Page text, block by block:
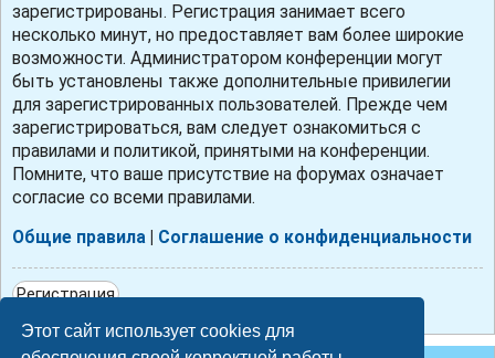
Этот сайт использует cookies для
зарегистрированы. Регистрация занимает всего
несколько минут, но предоставляет вам более широкие
возможности. Администратором конференции могут
быть установлены также дополнительные привилегии
для зарегистрированных пользователей. Прежде чем
зарегистрироваться, вам следует ознакомиться с
правилами и политикой, принятыми на конференции.
Помните, что ваше присутствие на форумах означает
согласие со всеми правилами.
Общие правила Соглашение о конфиденциальности
Регистрация